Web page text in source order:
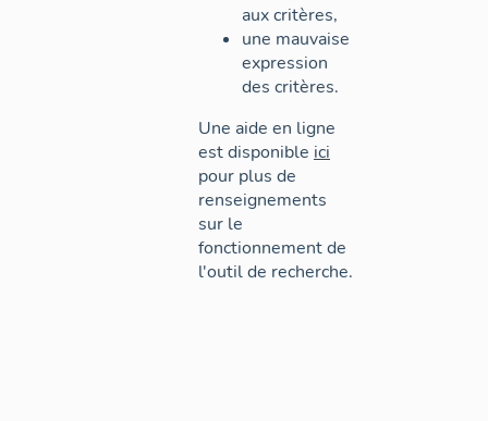
aux critères,
une mauvaise
expression
des critères.
Une aide en ligne
est disponible ici
pour plus de
renseignements
sur le
fonctionnement de
l'outil de recherche.